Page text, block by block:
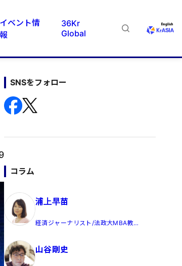
イベント情
報
36Kr
Global
SNSをフォロー
コラム
浦上早苗
経済ジャーナリスト/法政大MBA教
山谷剛史